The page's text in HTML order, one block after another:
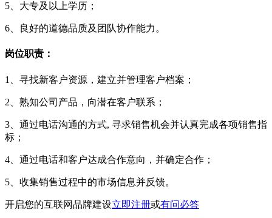
5、大专及以上学历；
6、良好的道德品质及团队协作能力。
岗位职责：
1、寻找新客户资源，建立并管理客户档案；
2、熟知公司产品，向潜在客户联系；
3、通过电话沟通的方式, 寻求销售机会并认真完成各项销售指
标；
4、通过电话和客户达成合作意向，并确定合作；
5、收集销售过程中的市场信息并反馈。
开启您的互联网品牌建设立即注册或有问必答